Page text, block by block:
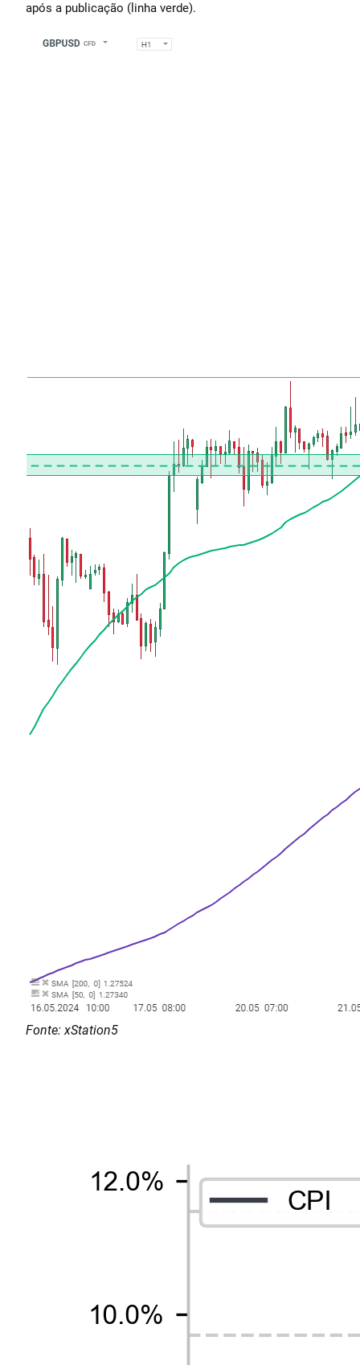
após a publicação (linha verde).
Fonte: xStation5